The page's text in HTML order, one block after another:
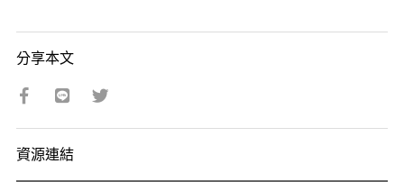
分享本文
資源連結